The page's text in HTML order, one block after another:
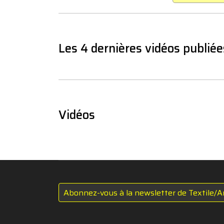
Les 4 dernières vidéos
Vidéos
Abonnez-vous à la newsletter de Textile/